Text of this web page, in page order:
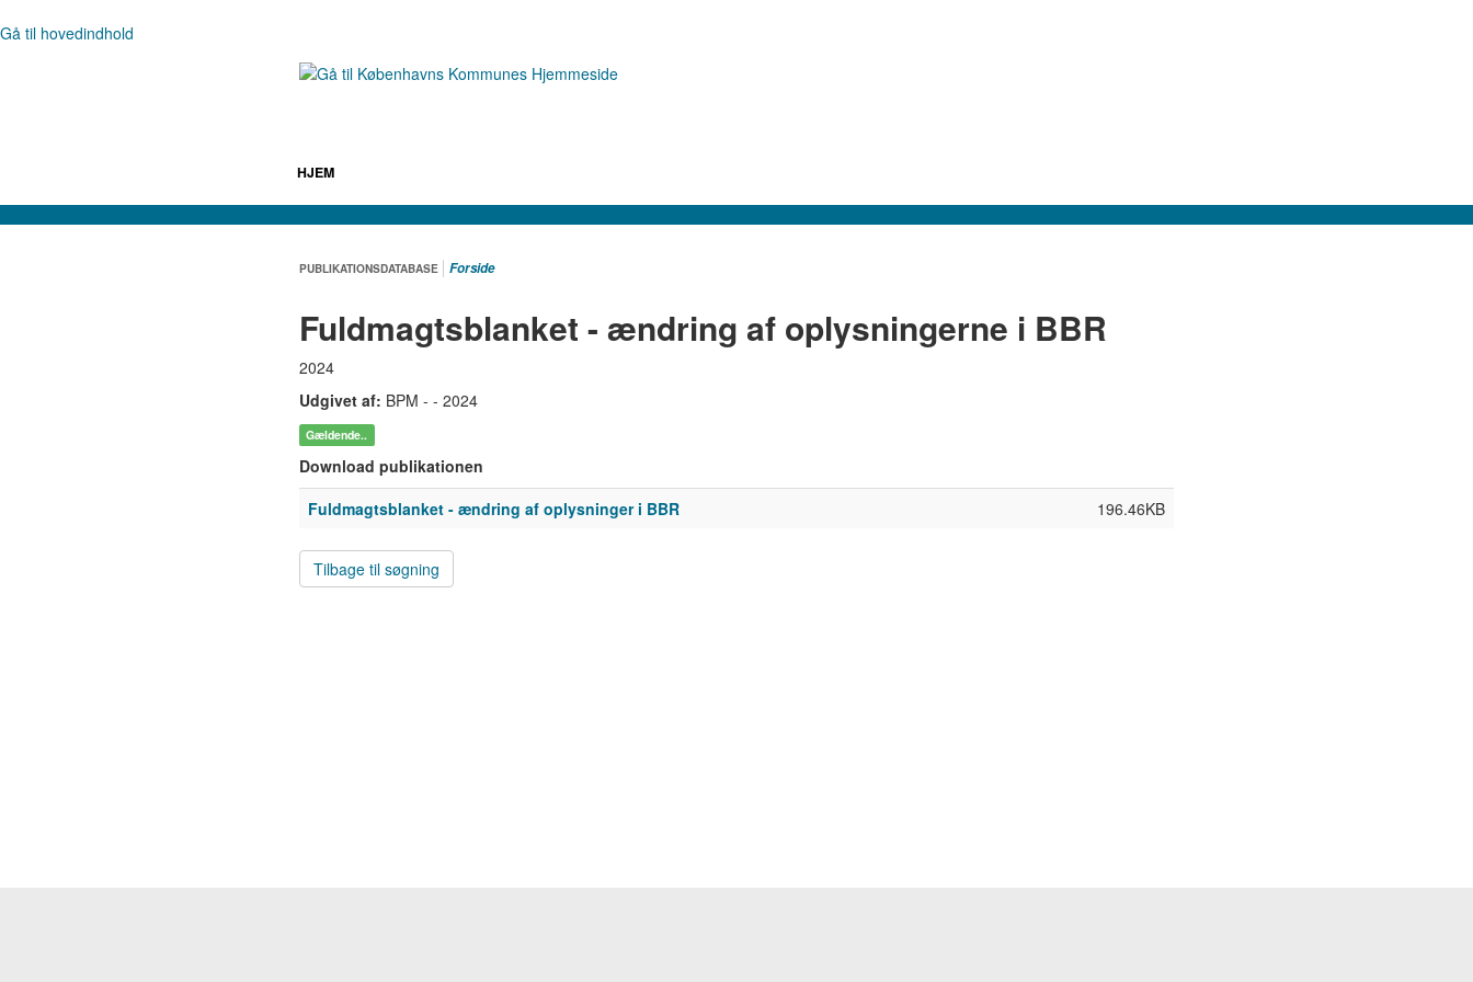
Gå til hovedindhold
HJEM
PUBLIKATIONSDATABASE Forside
Fuldmagtsblanket - ændring af oplysningerne i BBR
2024
Udgivet af: BPM - - 2024
Gældende..
Download publikationen
Fuldmagtsblanket - ændring af oplysninger i BBR
196.46KB
Tilbage til søgning